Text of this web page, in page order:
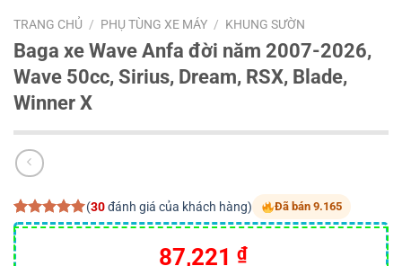
TRANG CHỦ / PHỤ TÙNG XE MÁY / KHUNG SƯỜN
Baga xe Wave Anfa đời năm 2007-2026,
Wave 50cc, Sirius, Dream, RSX, Blade,
Winner X
5.00trên 5
dựa trên
30
đánh giá
(30đánh giá của khách hàng) Đã bán 9.165
87,221 ₫